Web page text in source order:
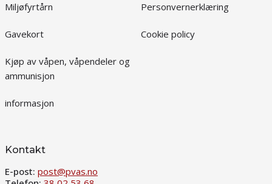
Miljøfyrtårn
Gavekort
Kjøp av våpen, våpendeler og
ammunisjon
informasjon
Personvernerklæring
Cookie policy
Kontakt
E-post: post@pvas.no